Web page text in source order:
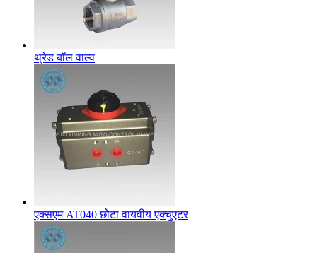
थ्रेड बॉल वाल्व
एक्सएम AT040 छोटा वायवीय एक्चुएटर